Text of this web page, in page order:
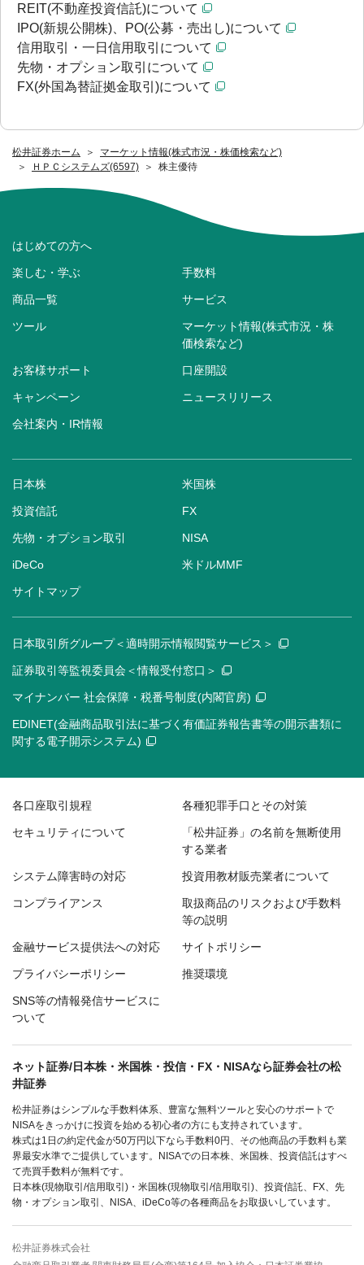
松井証券ホーム
マーケット情報(株式市況・株価検索など)
ＨＰＣシステムズ(6597)
株主優待
REIT(不動産投資信託)について
IPO(新規公開株)、PO(公募・売出し)について
信用取引・一日信用取引について
先物・オプション取引について
FX(外国為替証拠金取引)について
はじめての方へ
楽しむ・学ぶ 手数料
商品一覧 サービス
ツール
マーケット情報(株式市況・株
価検索など)
お客様サポート 口座開設
キャンペーン ニュースリリース
会社案内・IR情報
日本株 米国株
投資信託 FX
先物・オプション取引 NISA
iDeCo 米ドルMMF
サイトマップ
日本取引所グループ＜適時開示情報閲覧サービス＞
証券取引等監視委員会＜情報受付窓口＞
マイナンバー 社会保障・税番号制度(内閣官房)
EDINET(金融商品取引法に基づく有価証券報告書等の開示書類に
関する電子開示システム)
各口座取引規程 各種犯罪手口とその対策
セキュリティについて
「松井証券」の名前を無断使用
する業者
システム障害時の対応 投資用教材販売業者について
コンプライアンス
取扱商品のリスクおよび手数料
等の説明
金融サービス提供法への対応 サイトポリシー
プライバシーポリシー 推奨環境
SNS等の情報発信サービスに
ついて
ネット証券/日本株・米国株・投信・FX・NISAなら証券会社の松
井証券
松井証券はシンプルな手数料体系、豊富な無料ツールと安心のサポートで
NISAをきっかけに投資を始める初心者の方にも支持されています。
株式は1日の約定代金が50万円以下なら手数料0円、その他商品の手数料も業
界最安水準でご提供しています。NISAでの日本株、米国株、投資信託はすべ
て売買手数料が無料です。
日本株(現物取引/信用取引)・米国株(現物取引/信用取引)、投資信託、FX、先
物・オプション取引、NISA、iDeCo等の各種商品をお取扱いしています。
松井証券株式会社